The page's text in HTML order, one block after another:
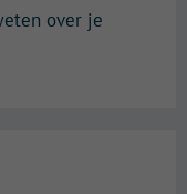
over je